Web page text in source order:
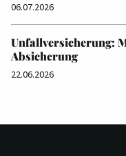
06.07.2026
Unfallversicherung:
Absicherung
22.06.2026